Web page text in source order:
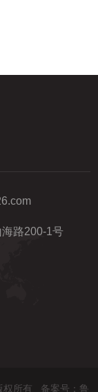
路200-1号
权所有 备案号：鲁